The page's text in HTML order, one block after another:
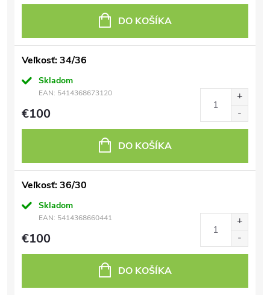
DO KOŠÍKA
Veľkosť: 34/36
Skladom
EAN: 5414368673120
€100
DO KOŠÍKA
Veľkosť: 36/30
Skladom
EAN: 5414368660441
€100
DO KOŠÍKA